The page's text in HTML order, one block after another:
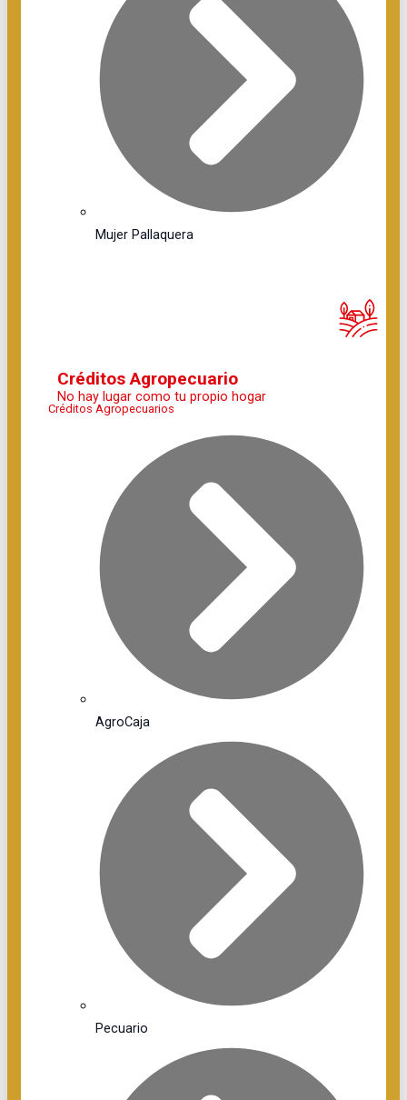
Mujer Pallaquera
Créditos Agropecuario
No hay lugar como tu propio hogar
Créditos Agropecuarios
AgroCaja
Pecuario